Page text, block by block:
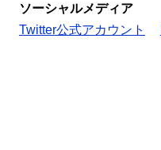
ソーシャルメディア
Twitter公式アカウント